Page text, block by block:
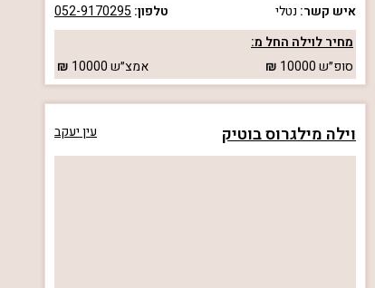
איש קשר: נטלי טלפון: 052-9170295
מחיר לוילה החל מ:
סופ״ש10000 אמצ״ש10000
וילה מילגרוס בוטיק עין יעקב